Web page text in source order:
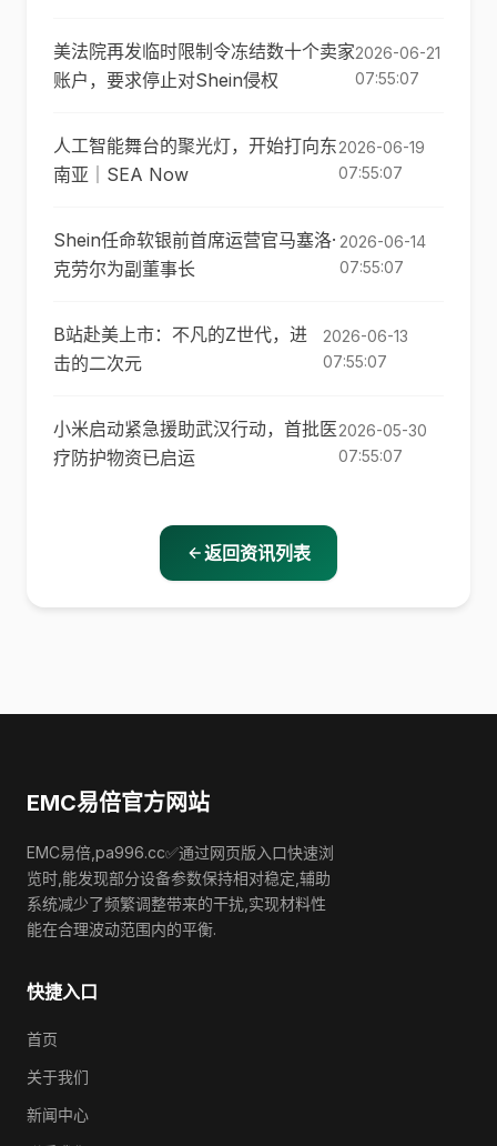
美法院再发临时限制令冻结数十个卖家
账户，要求停止对Shein侵权
2026-06-21
07:55:07
人工智能舞台的聚光灯，开始打向东
南亚｜SEA Now
2026-06-19
07:55:07
Shein任命软银前首席运营官马塞洛·
克劳尔为副董事长
2026-06-14
07:55:07
B站赴美上市：不凡的Z世代，进
击的二次元
2026-06-13
07:55:07
小米启动紧急援助武汉行动，首批医
疗防护物资已启运
2026-05-30
07:55:07
返回资讯列表
EMC易倍官方网站
EMC易倍,pa996.cc✅通过网页版入口快速浏
览时,能发现部分设备参数保持相对稳定,辅助
系统减少了频繁调整带来的干扰,实现材料性
能在合理波动范围内的平衡.
快捷入口
首页
关于我们
新闻中心